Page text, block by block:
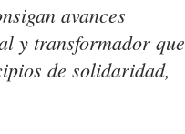
avances
y transformador que
de solidaridad,